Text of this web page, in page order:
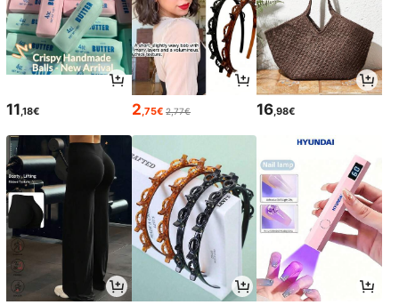
11,18€ 2,75€ 2,77€ 16,98€